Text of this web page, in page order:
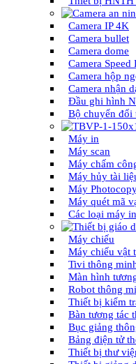
Camera IP 4K
Camera bullet
Camera dome
Camera Speed
Camera hộp
Camera nhận
Đầu ghi hình
Bộ chuyển đổi
Máy in
Máy scan
Máy chấm
Máy hủy tài
Máy
Máy quét mã
Các loại máy in
Máy chiếu
Máy chiếu vật
Tivi thông
Màn hình
Robot thông
Thiết bị kiểm
Bàn tương tác
Bục giảng
Bảng điện tử
Thiết bị thư